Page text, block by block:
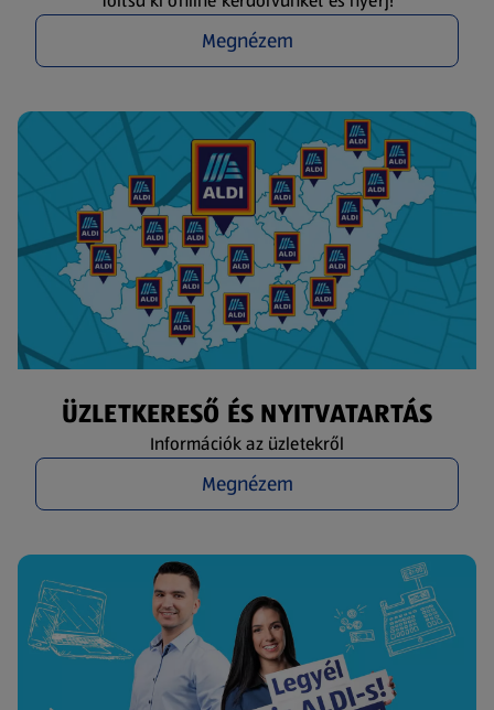
Megnézem
ÜZLETKERESŐ ÉS NYITVATARTÁS
Információk az üzletekről
Megnézem